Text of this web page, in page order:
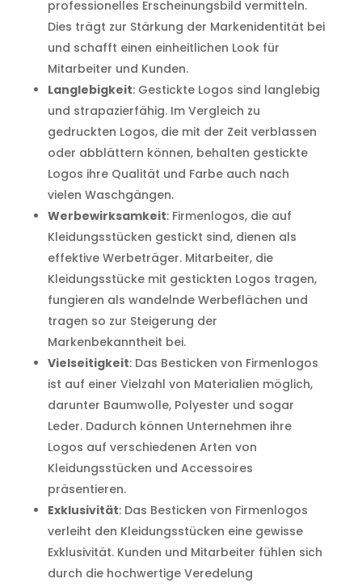
professionelles Erscheinungsbild vermitteln.
Dies trägt zur Stärkung der Markenidentität bei
und schafft einen einheitlichen Look für
Mitarbeiter und Kunden.
Langlebigkeit: Gestickte Logos sind langlebig
und strapazierfähig. Im Vergleich zu
gedruckten Logos, die mit der Zeit verblassen
oder abblättern können, behalten gestickte
Logos ihre Qualität und Farbe auch nach
vielen Waschgängen.
Werbewirksamkeit: Firmenlogos, die auf
Kleidungsstücken gestickt sind, dienen als
effektive Werbeträger. Mitarbeiter, die
Kleidungsstücke mit gestickten Logos tragen,
fungieren als wandelnde Werbeflächen und
tragen so zur Steigerung der
Markenbekanntheit bei.
Vielseitigkeit: Das Besticken von Firmenlogos
ist auf einer Vielzahl von Materialien möglich,
darunter Baumwolle, Polyester und sogar
Leder. Dadurch können Unternehmen ihre
Logos auf verschiedenen Arten von
Kleidungsstücken und Accessoires
präsentieren.
Exklusivität: Das Besticken von Firmenlogos
verleiht den Kleidungsstücken eine gewisse
Exklusivität. Kunden und Mitarbeiter fühlen sich
durch die hochwertige Veredelung